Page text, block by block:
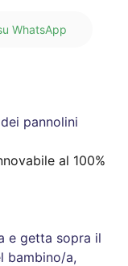
WhatsApp
pannolini
al 100%
e getta sopra il
bambino/a,